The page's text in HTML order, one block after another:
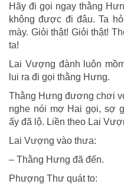
Hãy đi gọi ngay thằng
không được đi đâu. Ta
mày. Giỏi thật! Giỏi thật!
ta!
Lai Vượng đành luôn
lui ra đi gọi thằng Hưng.
Thằng Hưng đương chơi
nghe nói mợ Hai gọi, sợ
ấy đã lộ. Liền theo Lai
Lai Vượng vào thưa:
– Thằng Hưng đã đến.
Phượng Thư quát to: